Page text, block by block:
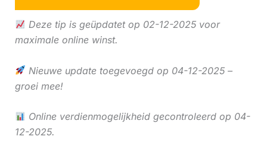
Deze tip is geüpdatet op 02-12-2025 voor
maximale online winst.
Nieuwe update toegevoegd op 04-12-2025 –
groei mee!
Online verdienmogelijkheid gecontroleerd op 04-
12-2025.